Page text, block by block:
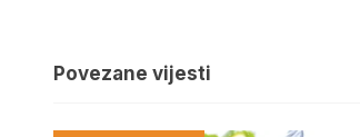
Povezane vijesti